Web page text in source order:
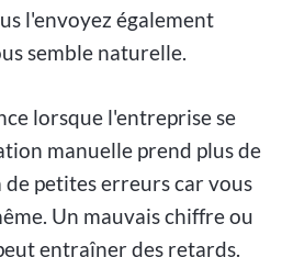
l'envoyez également
semble naturelle.
lorsque l'entreprise se
manuelle prend plus de
de petites erreurs car vous
Un mauvais chiffre ou
entraîner des retards.